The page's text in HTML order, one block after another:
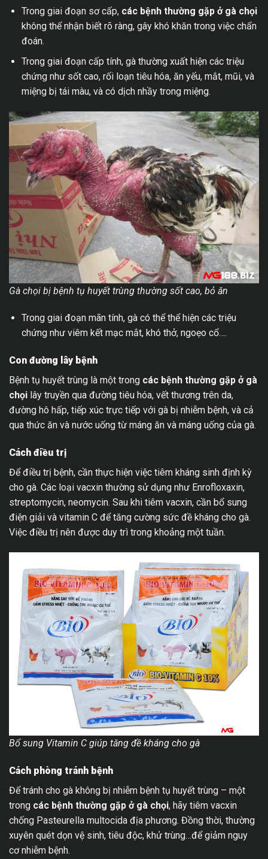
Trong giai đoạn sơ cấp, các bệnh thường gặp ở gà chọi
không thể nhận biết rõ ràng, gây khó khăn trong việc chẩn
đoán.
Trong giai đoạn cấp tính, gà thường xuất hiện các triệu
chứng như sốt cao, rối loạn tiêu hóa, ăn yếu, mắt, mũi, và
miệng bị tái màu, và có dịch nhầy trong miệng.
Gà chọi bị bệnh tụ huyết trùng thường sốt cao, bỏ ăn
Trong giai đoạn mãn tính, gà có thể thể hiện các triệu
chứng như viêm kết mạc mắt, khó thở, ngoẹo cổ….
Con đường lây bệnh
Bệnh tụ huyết trùng là một trong các bệnh thường gặp ở gà
chọi lây truyền qua đường tiêu hóa, vết thương trên da,
đường hô hấp, tiếp xúc trực tiếp với gà bị nhiễm bệnh, và cả
qua thức ăn và nước uống từ máng ăn và máng uống của gà.
Cách điều trị
Để điều trị bệnh, cần thực hiện việc tiêm kháng sinh định kỳ
cho gà. Các loại vacxin thường sử dụng như Enrofloxaxin,
streptomycin, neomycin. Sau khi tiêm vacxin, cần bổ sung
điện giải và vitamin C để tăng cường sức đề kháng cho gà.
Việc điều trị nên được duy trì trong khoảng một tuần.
Bổ sung Vitamin C giúp tăng đề kháng cho gà
Cách phòng tránh bệnh
Để tránh cho gà không bị nhiễm bệnh tụ huyết trùng – một
trong các bệnh thường gặp ở gà chọi, hãy tiêm vacxin
chống Pasteurella multocida địa phương. Đồng thời, thường
xuyên quét dọn vệ sinh, tiêu độc, khử trùng…để giảm nguy
cơ nhiễm bệnh.